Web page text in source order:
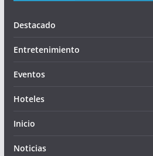
Destacado
Entretenimiento
Eventos
Hoteles
Inicio
Noticias